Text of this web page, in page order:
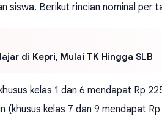
siswa. Berikut rincian nominal per
di Kepri, Mulai TK Hingga SLB
kelas 1 dan 6 mendapat Rp
(khusus kelas 7 dan 9 mendapat